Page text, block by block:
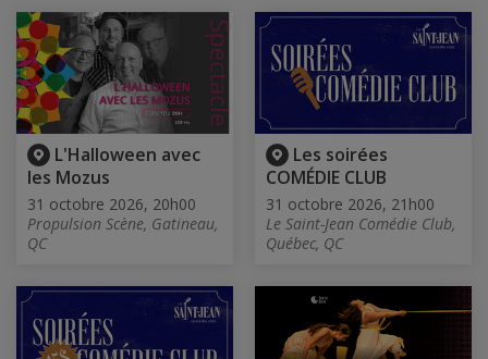
L'Halloween avec
les Mozus
31 octobre 2026, 20h00
Propulsion Scène, Gatineau,
QC
Les soirées
COMÉDIE CLUB
31 octobre 2026, 21h00
Le Saint-Jean Comédie Club,
Québec, QC